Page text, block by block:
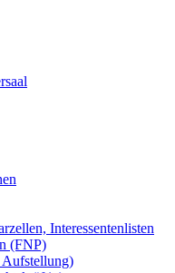
Interessentenlisten
(FNP)
Aufstellung)